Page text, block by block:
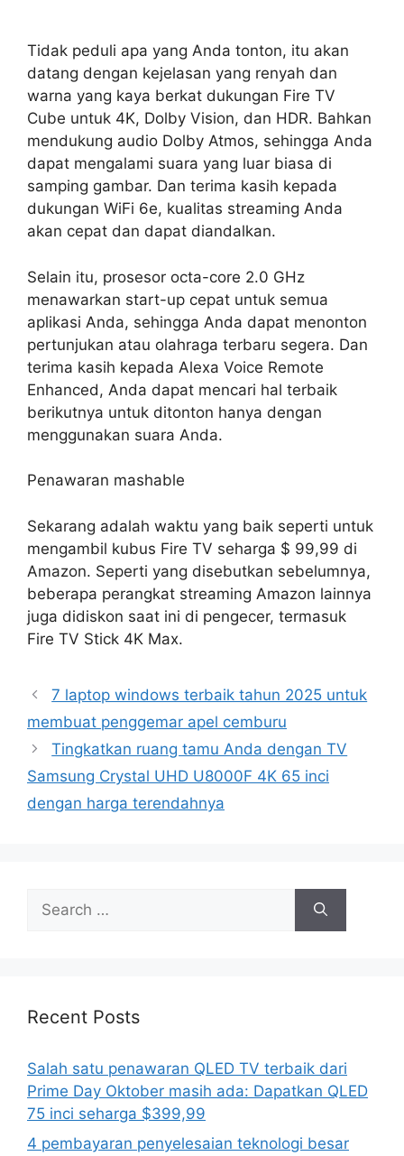
Tidak peduli apa yang Anda tonton, itu akan
datang dengan kejelasan yang renyah dan
warna yang kaya berkat dukungan Fire TV
Cube untuk 4K, Dolby Vision, dan HDR. Bahkan
mendukung audio Dolby Atmos, sehingga Anda
dapat mengalami suara yang luar biasa di
samping gambar. Dan terima kasih kepada
dukungan WiFi 6e, kualitas streaming Anda
akan cepat dan dapat diandalkan.
Selain itu, prosesor octa-core 2.0 GHz
menawarkan start-up cepat untuk semua
aplikasi Anda, sehingga Anda dapat menonton
pertunjukan atau olahraga terbaru segera. Dan
terima kasih kepada Alexa Voice Remote
Enhanced, Anda dapat mencari hal terbaik
berikutnya untuk ditonton hanya dengan
menggunakan suara Anda.
Penawaran mashable
Sekarang adalah waktu yang baik seperti untuk
mengambil kubus Fire TV seharga $ 99,99 di
Amazon. Seperti yang disebutkan sebelumnya,
beberapa perangkat streaming Amazon lainnya
juga didiskon saat ini di pengecer, termasuk
Fire TV Stick 4K Max.
7 laptop windows terbaik tahun 2025 untuk
membuat penggemar apel cemburu
Tingkatkan ruang tamu Anda dengan TV
Samsung Crystal UHD U8000F 4K 65 inci
dengan harga terendahnya
for:
Recent Posts
Salah satu penawaran QLED TV terbaik dari
Prime Day Oktober masih ada: Dapatkan QLED
75 inci seharga $399,99
4 pembayaran penyelesaian teknologi besar